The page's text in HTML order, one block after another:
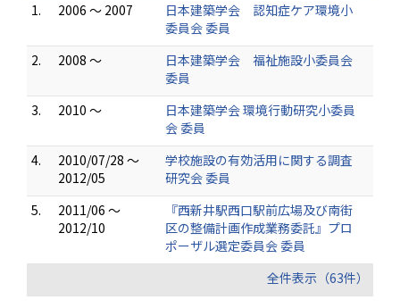
1.
2006 ～ 2007
日本建築学会 認知症ケア環境小
委員会 委員
2.
2008 ～
日本建築学会 福祉施設小委員会
委員
3.
2010 ～
日本建築学会 環境行動研究小委員
会 委員
4.
2010/07/28 ～
2012/05
学校施設の有効活用に関する調査
研究会 委員
5.
2011/06 ～
2012/10
『西新井駅西口駅前広場及び南街
区の整備計画作成業務委託』プロ
ポーザル選定委員会 委員
全件表示（63件）